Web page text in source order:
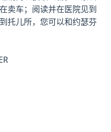
卖车；阅读并在医院见到
托儿所，您可以和约瑟芬